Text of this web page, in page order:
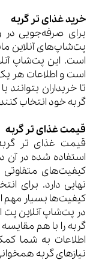
خرید غذای تر گربه
برای صرفه‌جویی در
پت‌شاپ‌های آنلاین
است. این پت‌شاپ
است و اطلاعات هر
تا خریداران
گربه خود انتخاب
قیمت غذای تر گربه
قیمت غذای تر
استفاده شده در آن
کیفیت‌های
نهایی دارد. برای
کیفیت‌ها بسیار
در پت‌شاپ آنلاین پت
گربه را با هم
اطلاعات به شما
نیازهای گربه